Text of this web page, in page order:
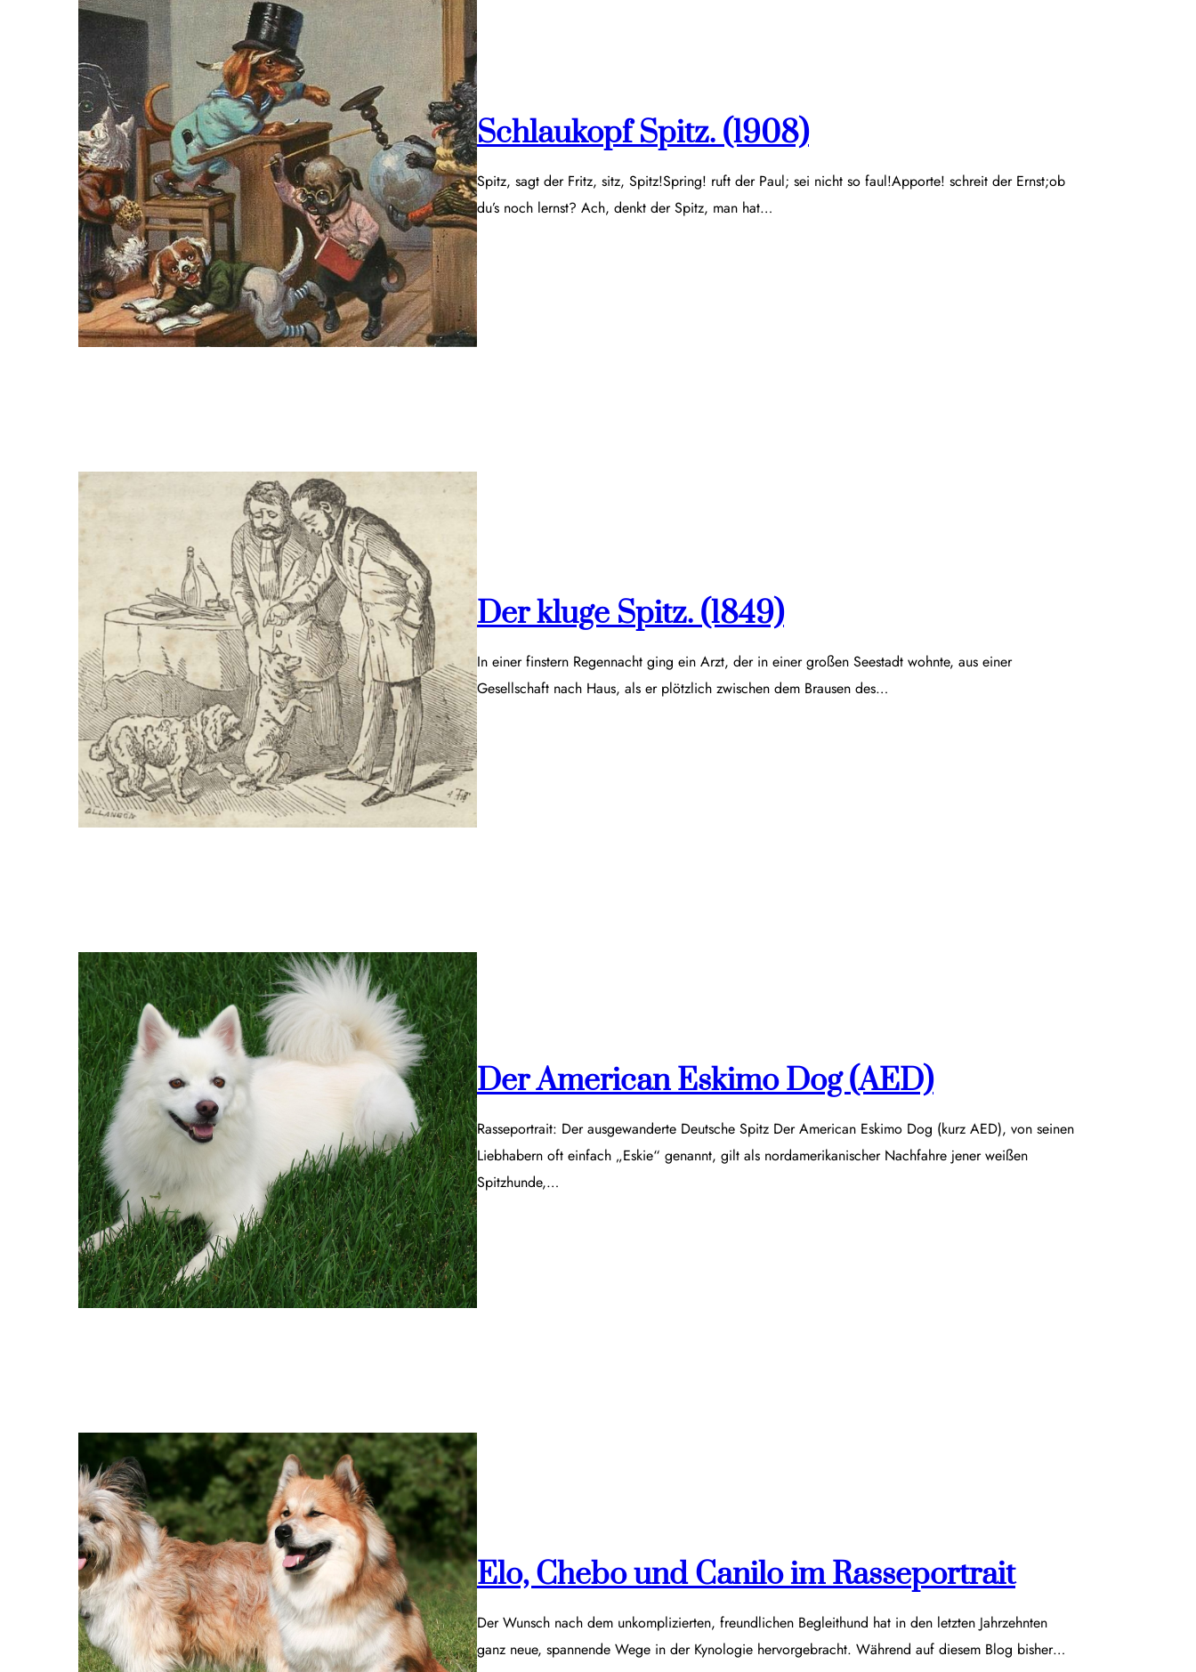
Schlaukopf Spitz. (1908)
Spitz, sagt der Fritz, sitz, Spitz!Spring! ruft der Paul; sei nicht so faul!Apporte! schreit der Ernst;ob
du’s noch lernst? Ach, denkt der Spitz, man hat…
Der kluge Spitz. (1849)
In einer finstern Regennacht ging ein Arzt, der in einer großen Seestadt wohnte, aus einer
Gesellschaft nach Haus, als er plötzlich zwischen dem Brausen des…
Der American Eskimo Dog (AED)
Rasseportrait: Der ausgewanderte Deutsche Spitz Der American Eskimo Dog (kurz AED), von seinen
Liebhabern oft einfach „Eskie“ genannt, gilt als nordamerikanischer Nachfahre jener weißen
Spitzhunde,…
Elo, Chebo und Canilo im Rasseportrait
Der Wunsch nach dem unkomplizierten, freundlichen Begleithund hat in den letzten Jahrzehnten
ganz neue, spannende Wege in der Kynologie hervorgebracht. Während auf diesem Blog bisher…